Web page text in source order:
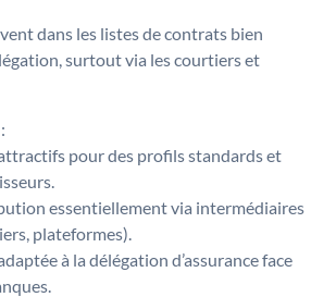
dans les listes de contrats bien
surtout via les courtiers et
pour des profils standards et
essentiellement via intermédiaires
plateformes).
à la délégation d’assurance face